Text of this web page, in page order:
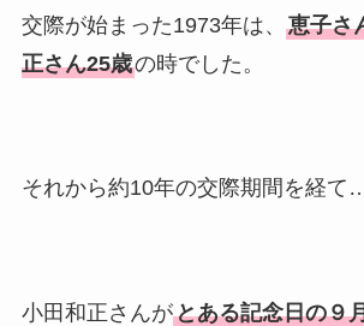
交際が始まった1973年は、 恵子さ
正さん25歳の時でした。
それから約10年の交際期間を経て
小田和正さんがとある記念日の９